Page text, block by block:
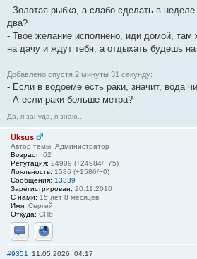
- Золотая рыбка, а слабо сделать в
два?
- Твое желание исполнено, иди домой, там
на дачу и ждут тебя, а отдыхать будешь на
Добавлено спустя 2 минуты 31 секунду:
- Если в водоеме есть раки, значит, вода
- А если раки больше метра?
Да, я зануда, я знаю...
Uksus
Автор темы, Администратор
Возраст: 62
Репутация: 24909 (+24984/−75)
Лояльность: 1586 (+1586/−0)
Сообщения: 13339
Зарегистрирован: 20.11.2010
С нами: 15 лет 8 месяцев
Имя: Сергей
Откуда: СПб
Отправить личное сообщение
Сайт
#9351 11.05.2026, 04:17